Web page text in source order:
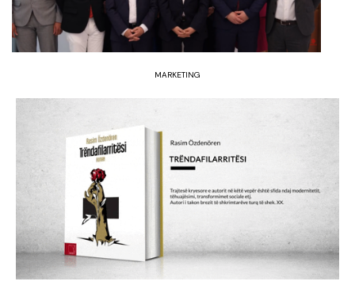
MARKETING